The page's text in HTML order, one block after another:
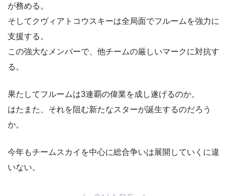
が務める。
そしてクヴィアトコウスキーは全局面でフルームを強力に
支援する。
この強大なメンバーで、他チームの厳しいマークに対抗す
る。
果たしてフルームは3連覇の偉業を成し遂げるのか。
はたまた、それを阻む新たなスターが誕生するのだろう
か。
今年もチームスカイを中心に総合争いは展開していくに違
いない。